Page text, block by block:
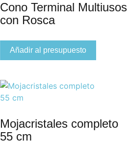
Cono Terminal Multiusos
con Rosca
Añadir al presupuesto
Mojacristales completo
55 cm